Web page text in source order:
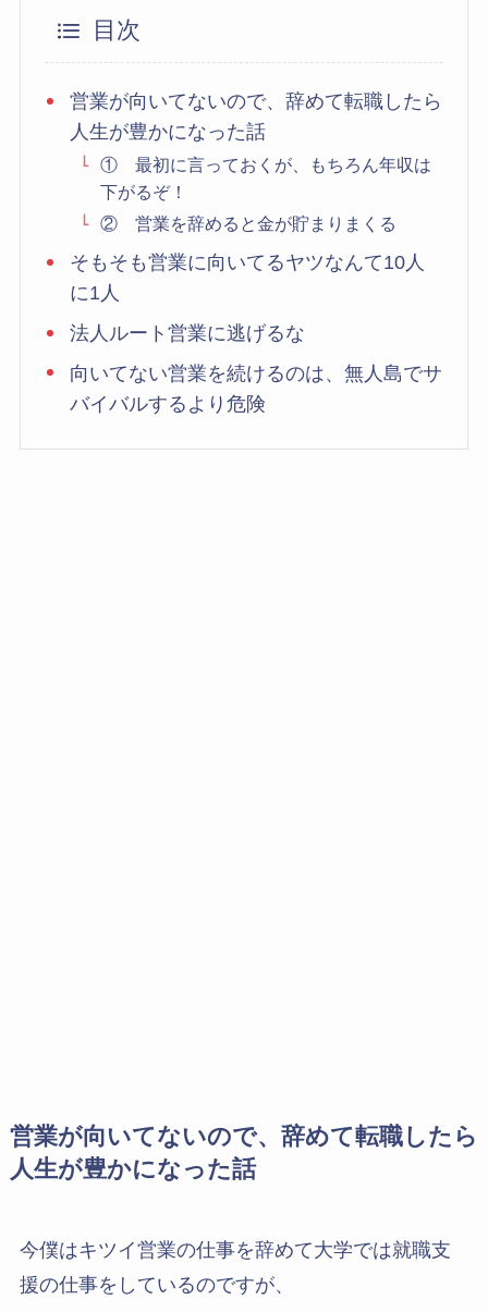
目次
営業が向いてないので、辞めて転職したら
人生が豊かになった話
① 最初に言っておくが、もちろん年収は
下がるぞ！
② 営業を辞めると金が貯まりまくる
そもそも営業に向いてるヤツなんて10人
に1人
法人ルート営業に逃げるな
向いてない営業を続けるのは、無人島でサ
バイバルするより危険
営業が向いてないので、辞めて転職したら
人生が豊かになった話
今僕はキツイ営業の仕事を辞めて大学では就職支
援の仕事をしているのですが、